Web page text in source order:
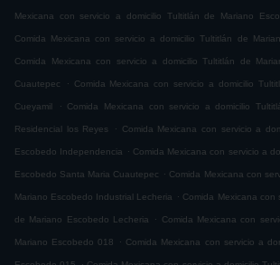
Mexicana con servicio a domicilio Tultitlán de Mariano
Comida Mexicana con servicio a domicilio Tultitlán de
Comida Mexicana con servicio a domicilio Tultitlán de
Cuautepec . Comida Mexicana con servicio a domicilio
Cueyamil . Comida Mexicana con servicio a domicilio
Residencial los Reyes . Comida Mexicana con servicio a
Escobedo Independencia . Comida Mexicana con servicio a
Escobedo Santa Maria Cuautepec . Comida Mexicana con
Mariano Escobedo Industrial Lecheria . Comida Mexicana con
de Mariano Escobedo Lecheria . Comida Mexicana con
Mariano Escobedo 018 . Comida Mexicana con servicio a
.